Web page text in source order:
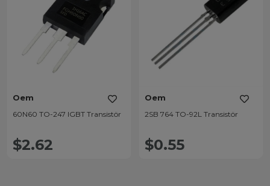
Oem
60N60 TO-247 IGBT Transistör
$2.62
Oem
2SB 764 TO-92L Transistör
$0.55